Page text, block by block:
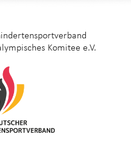
Komitee e.V.